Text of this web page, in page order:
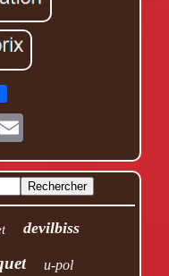
devilbiss
u-pol